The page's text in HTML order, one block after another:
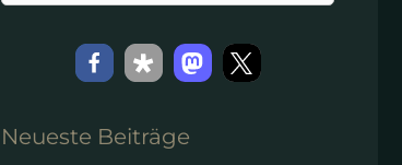
Neueste Beiträge